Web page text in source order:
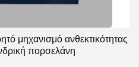
μηχανισμό ανθεκτικότητας
πορσελάνη